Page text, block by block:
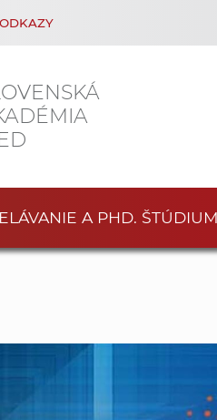
A PHD. ŠTÚDIUM